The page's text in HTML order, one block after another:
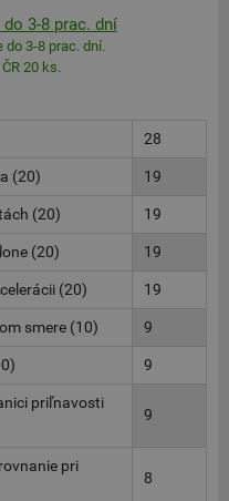
do 3-8 prac. dní
do 3-8 prac. dní.
20 ks.
28
(20) 19
(20) 19
(20) 19
(20) 19
smere (10) 9
9
priľnavosti
9
pri
8